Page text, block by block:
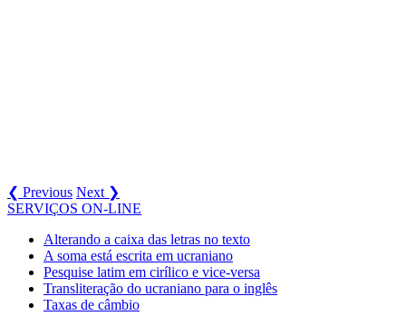
❮ Previous Next ❯
SERVIÇOS ON-LINE
Alterando a caixa das letras no texto
A soma está escrita em ucraniano
Pesquise latim em cirílico e vice-versa
Transliteração do ucraniano para o inglês
Taxas de câmbio